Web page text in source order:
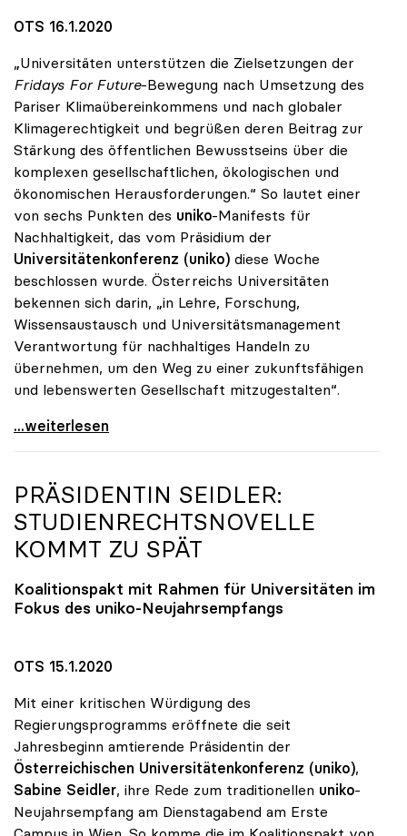
OTS 16.1.2020
„Universitäten unterstützen die Zielsetzungen der
Fridays For Future-Bewegung nach Umsetzung des
Pariser Klimaübereinkommens und nach globaler
Klimagerechtigkeit und begrüßen deren Beitrag zur
Stärkung des öffentlichen Bewusstseins über die
komplexen gesellschaftlichen, ökologischen und
ökonomischen Herausforderungen.“ So lautet einer
von sechs Punkten des uniko-Manifests für
Nachhaltigkeit, das vom Präsidium der
Universitätenkonferenz (uniko) diese Woche
beschlossen wurde. Österreichs Universitäten
bekennen sich darin, „in Lehre, Forschung,
Wissensaustausch und Universitätsmanagement
Verantwortung für nachhaltiges Handeln zu
übernehmen, um den Weg zu einer zukunftsfähigen
und lebenswerten Gesellschaft mitzugestalten“.
uniko beschliesst Manifest zur Nachhaltigkeit
...weiterlesen
PRÄSIDENTIN SEIDLER:
STUDIENRECHTSNOVELLE
KOMMT ZU SPÄT
Koalitionspakt mit Rahmen für Universitäten im
Fokus des uniko-Neujahrsempfangs
OTS 15.1.2020
Mit einer kritischen Würdigung des
Regierungsprogramms eröffnete die seit
Jahresbeginn amtierende Präsidentin der
Österreichischen Universitätenkonferenz (uniko),
Sabine Seidler, ihre Rede zum traditionellen uniko-
Neujahrsempfang am Dienstagabend am Erste